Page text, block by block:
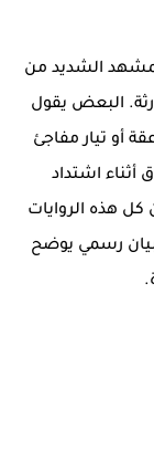
الشديد من
البعض يقول
أو تيار مفاجئ
أثناء اشتداد
هذه الروايات
رسمي يوضح